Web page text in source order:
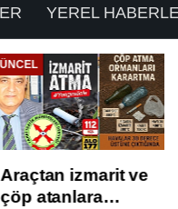
YEREL
TÜİK Temmuz
enflasyonunu